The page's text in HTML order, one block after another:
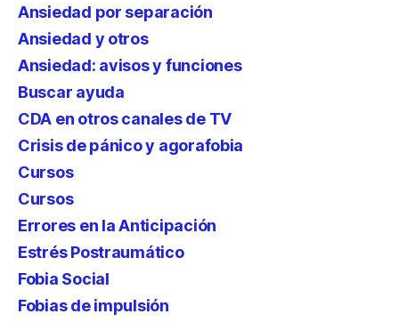
Ansiedad por separación
Ansiedad y otros
Ansiedad: avisos y funciones
Buscar ayuda
CDA en otros canales de TV
Crisis de pánico y agorafobia
Cursos
Cursos
Errores en la Anticipación
Estrés Postraumático
Fobia Social
Fobias de impulsión